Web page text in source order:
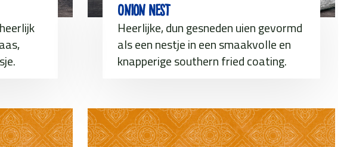
Onion Nest
Heerlijke, dun gesneden uien gevormd
als een nestje in een smaakvolle en
knapperige southern fried coating.